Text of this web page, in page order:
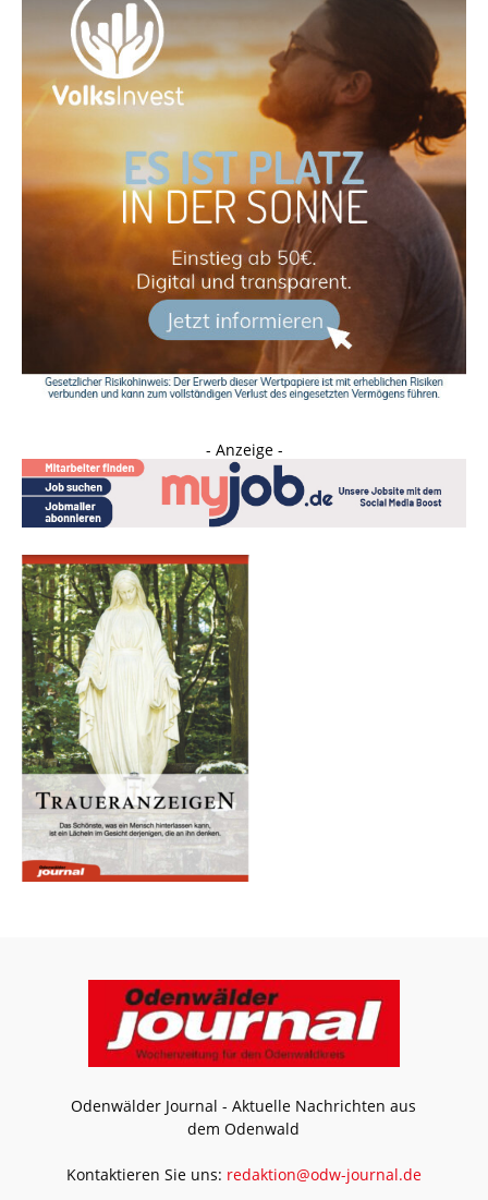
- Anzeige -
Odenwälder Journal - Aktuelle Nachrichten aus
dem Odenwald
Kontaktieren Sie uns: redaktion@odw-journal.de